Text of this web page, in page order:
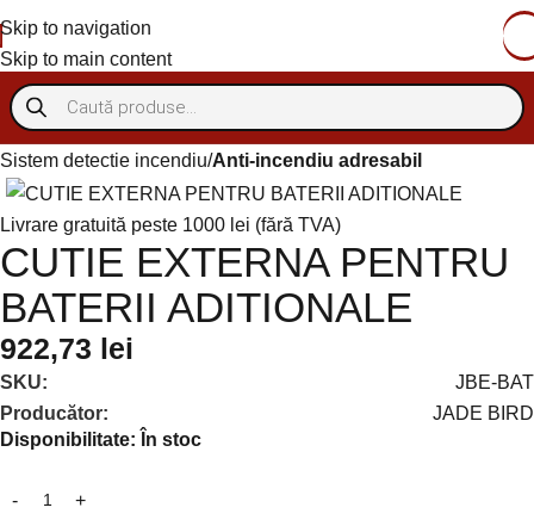
Skip to navigation
Skip to main content
Sistem detectie incendiu Anti-incendiu adresabil
Livrare gratuită peste 1000 lei (fără TVA)
CUTIE EXTERNA PENTRU
BATERII ADITIONALE
922,73 lei
SKU:
JBE-BAT
Producător:
JADE BIRD
Disponibilitate: În stoc